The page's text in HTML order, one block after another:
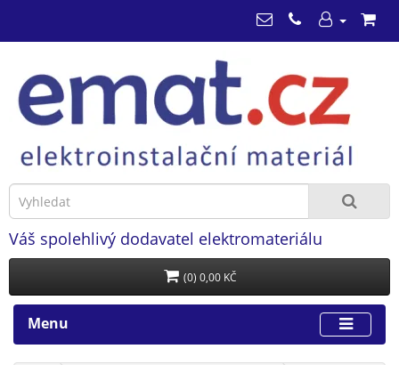
Váš spolehlivý dodavatel elektromateriálu
(0) 0,00 KČ
Menu